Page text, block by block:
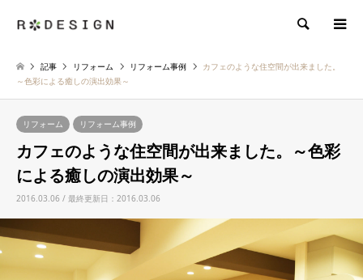
検索
記事 リフォーム リフォーム事例
カフェのような住空間が出来ました。
～色彩による癒しの演出効果～
リフォーム リフォーム事例
カフェのような住空間が出来ました。～色彩
による癒しの演出効果～
2016.03.06 / 最終更新日：2016.03.06